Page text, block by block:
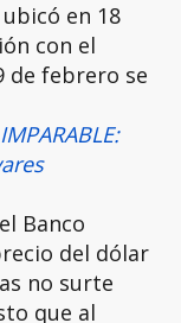
en 18
con el
de febrero se
Banco
del dólar
no surte
que al